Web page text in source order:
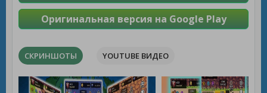
Оригинальная версия на Google Play
СКРИНШОТЫ YOUTUBE ВИДЕО